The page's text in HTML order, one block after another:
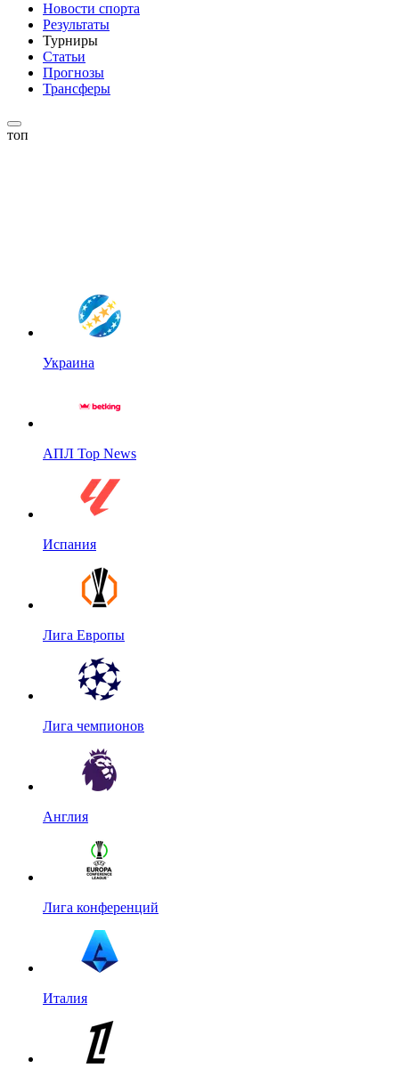
Новости спорта
Результаты
Турниры
Статьи
Прогнозы
Трансферы
топ
Украина
АПЛ Top News
Испания
Лига Европы
Лига чемпионов
Англия
Лига конференций
Италия